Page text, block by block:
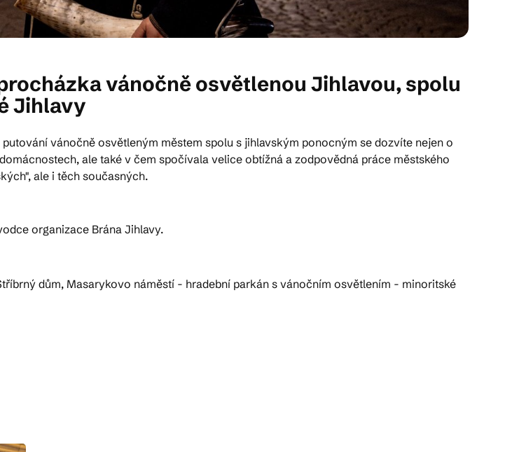
vánočně osvětlenou Jihlavou, spolu
Jihlavy
vánočně osvětleným městem spolu s jihlavským ponocným se dozvíte nejen o
ale také v čem spočívala velice obtížná a zodpovědná práce městského
ale i těch současných.
organizace Brána Jihlavy.
dům, Masarykovo náměstí - hradební parkán s vánočním osvětlením - minoritské